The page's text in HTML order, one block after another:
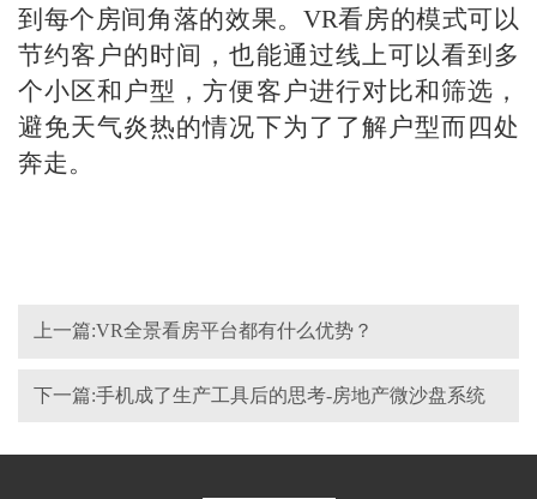
到每个房间角落的效果。VR看房的模式可以
节约客户的时间，也能通过线上可以看到多
个小区和户型，方便客户进行对比和筛选，
避免天气炎热的情况下为了了解户型而四处
奔走。
上一篇:VR全景看房平台都有什么优势？
下一篇:手机成了生产工具后的思考-房地产微沙盘系统